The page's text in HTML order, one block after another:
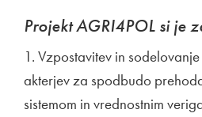
Projekt AGRI4POL si je
1. Vzpostavitev in
akterjev za spodbudo
sistemom in vrednostnim